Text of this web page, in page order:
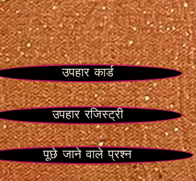
उपहार कार्ड
उपहार रजिस्ट्री
पूछे जाने वाले प्रश्न